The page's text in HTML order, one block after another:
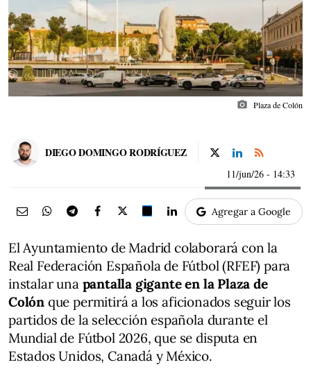
photo_camera Plaza de Colón
DIEGO DOMINGO RODRÍGUEZ
11/jun/26 - 14:33
Agregar a Google
El Ayuntamiento de Madrid colaborará con la
Real Federación Española de Fútbol (RFEF) para
instalar una pantalla gigante en la Plaza de
Colón que permitirá a los aficionados seguir los
partidos de la selección española durante el
Mundial de Fútbol 2026, que se disputa en
Estados Unidos, Canadá y México.